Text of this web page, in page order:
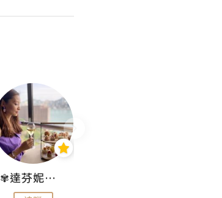
✾達芬妮•愛孩子•愛生活✾